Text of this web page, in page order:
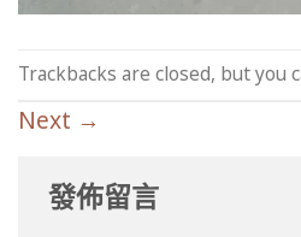
Trackbacks are closed, but you
Next →
發佈留言